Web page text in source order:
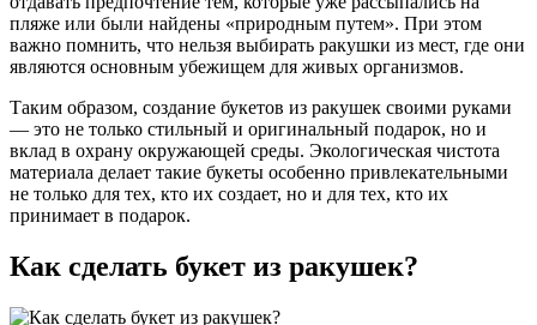
пляже или были найдены «природным путем». При этом
важно помнить, что нельзя выбирать ракушки из мест, где они
являются основным убежищем для живых организмов.
Таким образом, создание букетов из ракушек своими руками
— это не только стильный и оригинальный подарок, но и
вклад в охрану окружающей среды. Экологическая чистота
материала делает такие букеты особенно привлекательными
не только для тех, кто их создает, но и для тех, кто их
принимает в подарок.
Как сделать букет из ракушек?